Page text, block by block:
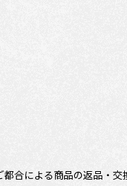
による商品の返品・交